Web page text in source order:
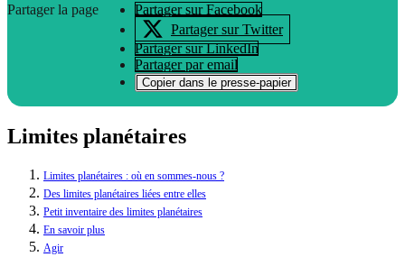
Partager la page
Partager sur Facebook
Partager sur Twitter
Partager sur LinkedIn
Partager par email
Copier dans le presse-papier
Limites planétaires
Limites planétaires : où en sommes-nous ?
Des limites planétaires liées entre elles
Petit inventaire des limites planétaires
En savoir plus
Agir